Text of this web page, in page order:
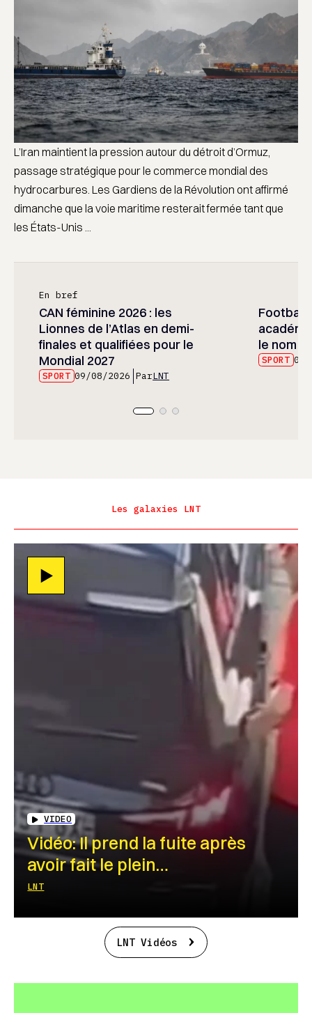
L’Iran maintient la pression autour du détroit d’Ormuz,
passage stratégique pour le commerce mondial des
hydrocarbures. Les Gardiens de la Révolution ont affirmé
dimanche que la voie maritime resterait fermée tant que
les États-Unis ...
En bref
CAN féminine 2026 : les
Lionnes de l’Atlas en demi-
finales et qualifiées pour le
Mondial 2027
SPORT 09/08/2026 ParLNT
Football
le nom
SPORT 09/
Les galaxies LNT
VIDEO
Vidéo: Il prend la fuite après
avoir fait le plein…
LNT
LNT Vidéos